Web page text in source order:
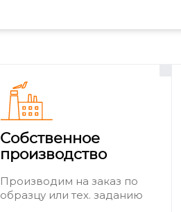
Собственное
производство
Производим на заказ по
образцу или тех. заданию